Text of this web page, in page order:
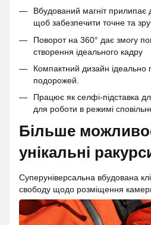
Вбудований магніт прилипає
щоб забезпечити точне та
Поворот на 360° дає змогу
створення ідеального кадру
Компактний дизайн ідеально
подорожей.
Працює як селфі-підставка
для роботи в режимі
Більше
унікальні
Суперуніверсальна вбудована
свободу щодо розміщення